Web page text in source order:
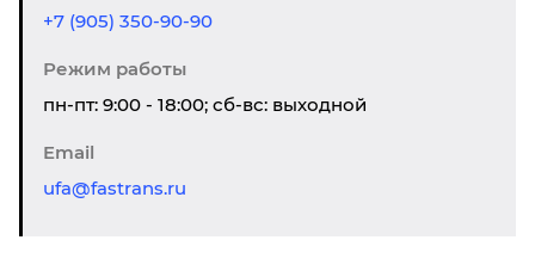
+7 (905) 350-90-90
Режим работы
пн-пт: 9:00 - 18:00; сб-вс: выходной
Email
ufa@fastrans.ru